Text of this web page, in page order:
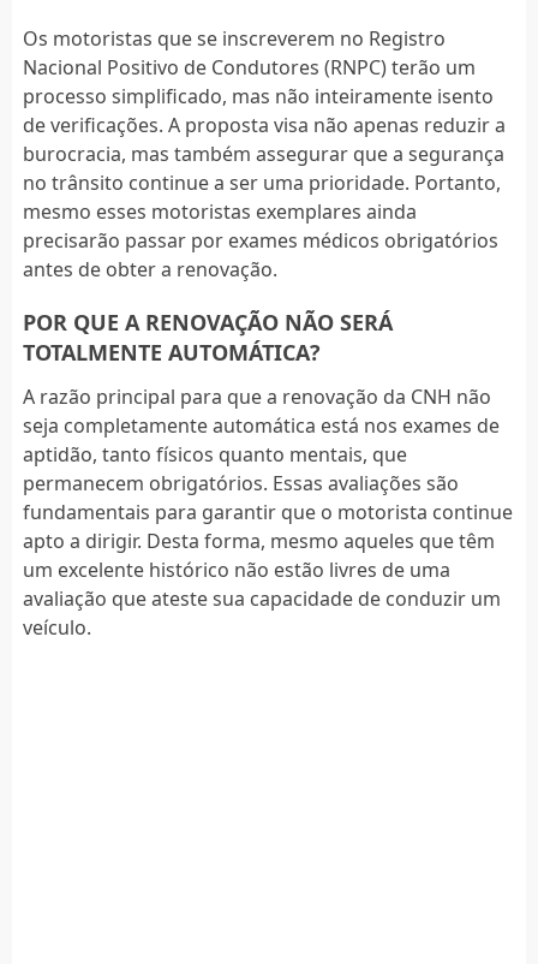
Os motoristas que se inscreverem no Registro
Nacional Positivo de Condutores (RNPC) terão um
processo simplificado, mas não inteiramente isento
de verificações. A proposta visa não apenas reduzir a
burocracia, mas também assegurar que a segurança
no trânsito continue a ser uma prioridade. Portanto,
mesmo esses motoristas exemplares ainda
precisarão passar por exames médicos obrigatórios
antes de obter a renovação.
POR QUE A RENOVAÇÃO NÃO SERÁ
TOTALMENTE AUTOMÁTICA?
A razão principal para que a renovação da CNH não
seja completamente automática está nos exames de
aptidão, tanto físicos quanto mentais, que
permanecem obrigatórios. Essas avaliações são
fundamentais para garantir que o motorista continue
apto a dirigir. Desta forma, mesmo aqueles que têm
um excelente histórico não estão livres de uma
avaliação que ateste sua capacidade de conduzir um
veículo.